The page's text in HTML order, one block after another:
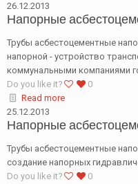
26.12.2013
Напорные
Трубы асбестоцементные
напорной - устройство
коммунальными компаниями
Do you like it?
0
Read more
25.12.2013
Напорные
Трубы асбестоцементные
создание напорных
Do you like it?
0